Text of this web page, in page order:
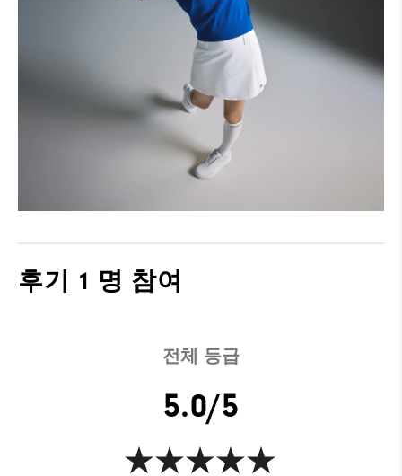
후기 1 명 참여
전체 등급
5.0/5